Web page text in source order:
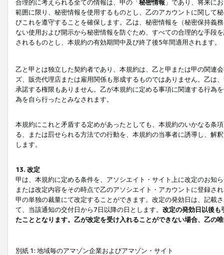
合理的に考えられる全ての情報は、甲の「秘密情報 」であり、将来に
範囲に限り、秘密情報を使用するものとし、乙のアカウントに関して
びこれを遵守することを確保します。乙は、秘密情報を（秘密保持義
ない使用および開示から秘密情報を防ぐため、すべての合理的な手段
されるものとし、本規約の有効期間中及び終了後5年間適用されます。
乙と甲とは独立した契約者であり、本規約は、乙と甲または甲の関連
ズ、販売代理店または雇用関係も形成するものではありません。乙は
承諾する権限もありません。乙が本規約に定める事項に関連する行為
為を自ら行ったとみなされます。
本規約にこれと矛盾する定めがあったとしても、本規約のいかなる条
る、または罰せられる方法での行動を、本規約の当事者に誘導し、解
します。
13. 改定
甲は、本規約に定める条件を、アソシエイト・サイト上に改定のお知
または改定内容をその時点で乙のアソシエイト・アカウントに登録さ
甲の単独の裁量にて改定することができます。改定の発効日は、記載
て、当該通知の交付日から7日以降の日とします。 改定の発効日以後も
たこととなります。乙が改定を受け入れることができない場合、乙の
別紙 1: 地域毎のアマゾン企業およびアマゾン・サイト